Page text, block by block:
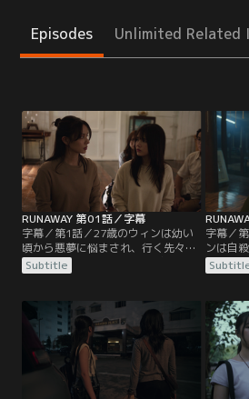
Episodes Unlimited Related
RUNAWAY 第01話／字幕
字幕／第1話／27歳のウィンは幼い
頃から悪夢に悩まされ、行く先々で
幽霊が見えてしまうため、就職もま
まならない日々を送っている。両親
のの、深刻な状況を理解してはもら
えない。ある日、幽霊に追われたウ
ィンは魔除けの布を持った女性と遭
遇し助けを求めるが、冷たく立ち去
るように言われる。
Subtitle
字幕／
ンは自
れられ
りの儀
は気が
の様子
としな
て、ウ